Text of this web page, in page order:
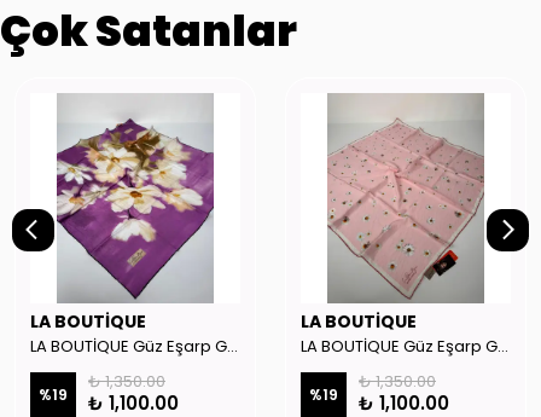
Çok Satanlar
LA BOUTİQUE
LA BOUTİQUE Güz Eşarp GYSE262908
%19
₺ 1,350.00
₺ 1,100.00
LA BOUTİQUE
LA BOUTİQUE Güz Eşarp GYSE130804
%19
₺ 1,350.00
₺ 1,100.00